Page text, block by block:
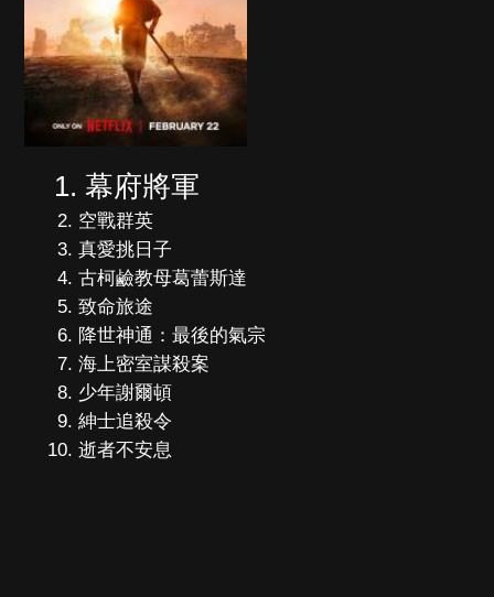
幕府將軍
空戰群英
真愛挑日子
古柯鹼教母葛蕾斯達
致命旅途
降世神通：最後的氣宗
海上密室謀殺案
少年謝爾頓
紳士追殺令
逝者不安息